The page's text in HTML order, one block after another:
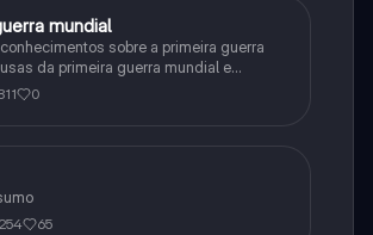
mundial
sobre a primeira guerra
da primeira guerra mundial e
da Primeira Guerra Mundial, fases da
mundial
0
65